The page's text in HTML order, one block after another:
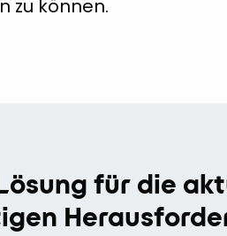
zu können.
für die